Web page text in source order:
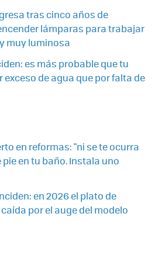
tras cinco años de
lámparas para trabajar
muy luminosa
es más probable que tu
exceso de agua que por falta de
en reformas: "ni se te ocurra
en tu baño. Instala uno
en 2026 el plato de
por el auge del modelo